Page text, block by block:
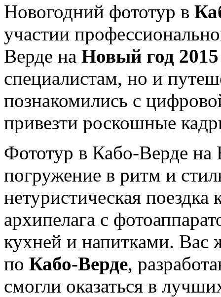
Новогодний фототур в
участии
Верде на Новый год 2015
специалистам, но и
познакомились с
привезти роскошные
Фототур в Кабо-Верде на
погружение в ритм и
нетуристическая
архипелага с
кухней и напитками. Вас
по Кабо-Верде,
смогли оказаться в